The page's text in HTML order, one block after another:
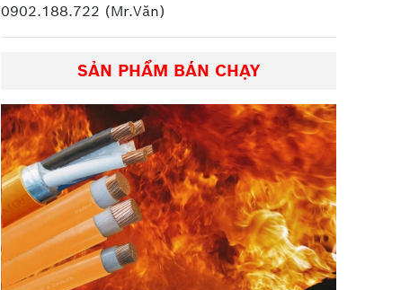
0902.188.722 (Mr.Văn)
SẢN PHẨM BÁN CHẠY